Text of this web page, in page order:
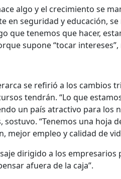
algo y el crecimiento se
en seguridad y educación,
que tenemos que hacer,
supone “tocar
se refirió a los cambios
tendrán. “Lo que
un país atractivo para los
sostuvo. “Tenemos una
mejor empleo y calidad de
dirigido a los
afuera de la caja”.